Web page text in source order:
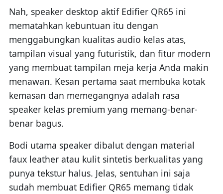
Nah, speaker desktop aktif Edifier QR65 ini
mematahkan kebuntuan itu dengan
menggabungkan kualitas audio kelas atas,
tampilan visual yang futuristik, dan fitur modern
yang membuat tampilan meja kerja Anda makin
menawan. Kesan pertama saat membuka kotak
kemasan dan memegangnya adalah rasa
speaker kelas premium yang memang-benar-
benar bagus.
Bodi utama speaker dibalut dengan material
faux leather atau kulit sintetis berkualitas yang
punya tekstur halus. Jelas, sentuhan ini saja
sudah membuat Edifier QR65 memang tidak